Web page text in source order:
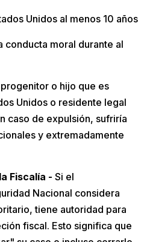
Unidos al menos 10 años
conducta moral durante al
o hijo que es
Unidos o residente legal
caso de expulsión, sufriría
y extremadamente
Fiscalía - Si el
Nacional considera
tiene autoridad para
fiscal. Esto significa que